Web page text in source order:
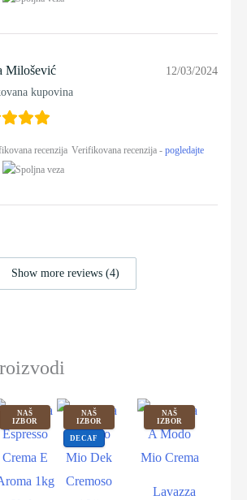
Milošević
kupovina
12/03/2024
Verifikovana recenzija - pogledajte
Show more reviews (4)
NAŠ
IZBOR
NAŠ
IZBOR
DECAF
NAŠ
IZBOR
Lavazza